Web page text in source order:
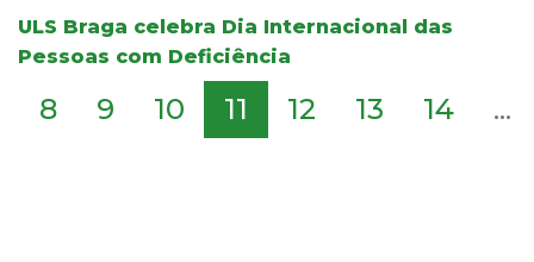
ULS Braga celebra Dia Internacional das
Pessoas com Deficiência
8 9 10 11 12 13 14 ...